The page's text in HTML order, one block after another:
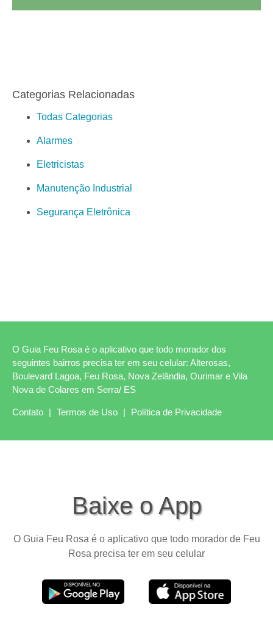
Categorias Relacionadas
Todas Categorias
Alarmes
Eletricistas
Manutenção Industrial
Segurança Eletrônica
O Guia Feu Rosa é o aplicativo que todo morador dos
seguintes bairros precisa ter em seu celular: Alterosas,
Boulevard Lagoa, Feu Rosa, Nova Zelândia, Ourimar e Vila
Nova de Colares em Serra/ ES
Contato | Termos de Uso | Política de Privacidade
Baixe o App
O Guia Feu Rosa é o aplicativo que todo morador de Feu
Rosa precisa ter em seu celular